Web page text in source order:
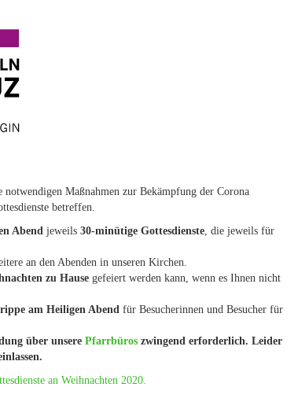
Maßnahmen zur Bekämpfung der Corona
betreffen.
Abend jeweils 30-minütige Gottesdienste, die jeweils für
an den Abenden in unseren Kirchen.
zu Hause gefeiert werden kann, wenn es Ihnen nicht
am Heiligen Abend für Besucherinnen und Besucher für
über unsere Pfarrbüros zwingend erforderlich. Leider
an Weihnachten 2020.